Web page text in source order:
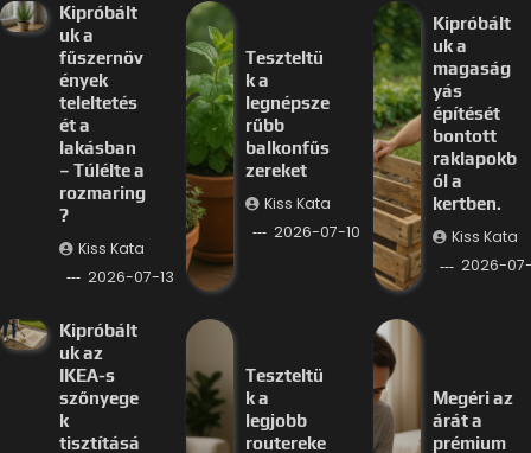
Kipróbált
uk a
fűszernöv
ények
teleltetés
ét a
lakásban
– Túlélte a
rozmaring
?
Kiss Kata
2026-07-13
Teszteltü
k a
legnépsze
rűbb
balkonfűs
zereket
Kiss Kata
2026-07-10
Kipróbált
uk a
magaság
yás
építését
bontott
raklapokb
ól a
kertben.
Kiss Kata
2026-
Kipróbált
uk az
IKEA-s
szőnyege
k
tisztításá
Teszteltü
k a
legjobb
routereke
Megéri az
árát a
prémium